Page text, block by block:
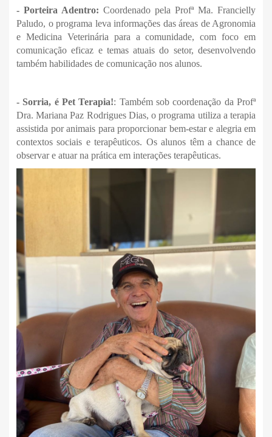
- Porteira Adentro: Coordenado pela Profª Ma. Francielly
Paludo, o programa leva informações das áreas de Agronomia
e Medicina Veterinária para a comunidade, com foco em
comunicação eficaz e temas atuais do setor, desenvolvendo
também habilidades de comunicação nos alunos.
- Sorria, é Pet Terapia!: Também sob coordenação da Profª
Dra. Mariana Paz Rodrigues Dias, o programa utiliza a terapia
assistida por animais para proporcionar bem-estar e alegria em
contextos sociais e terapêuticos. Os alunos têm a chance de
observar e atuar na prática em interações terapêuticas.